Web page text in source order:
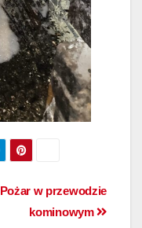
Pożar w przewodzie
kominowym